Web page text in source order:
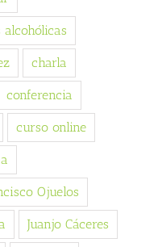
alcohólicas
charla
conferencia
curso online
Ojuelos
Juanjo Cáceres